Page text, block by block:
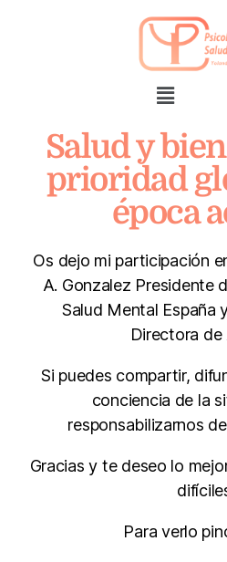
Salud y
prioridad
época
Os dejo mi participación
A. Gonzalez Presidente
Salud Mental España
Directora de
Si puedes compartir,
conciencia de la
responsabilizarnos
Gracias y te deseo lo
Para verlo